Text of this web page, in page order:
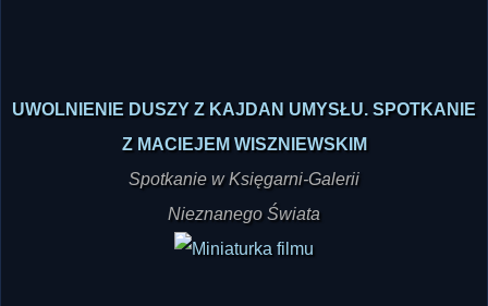
UWOLNIENIE DUSZY Z KAJDAN UMYSŁU. SPOTKANIE
Z MACIEJEM WISZNIEWSKIM
Spotkanie w Księgarni-Galerii
Nieznanego Świata